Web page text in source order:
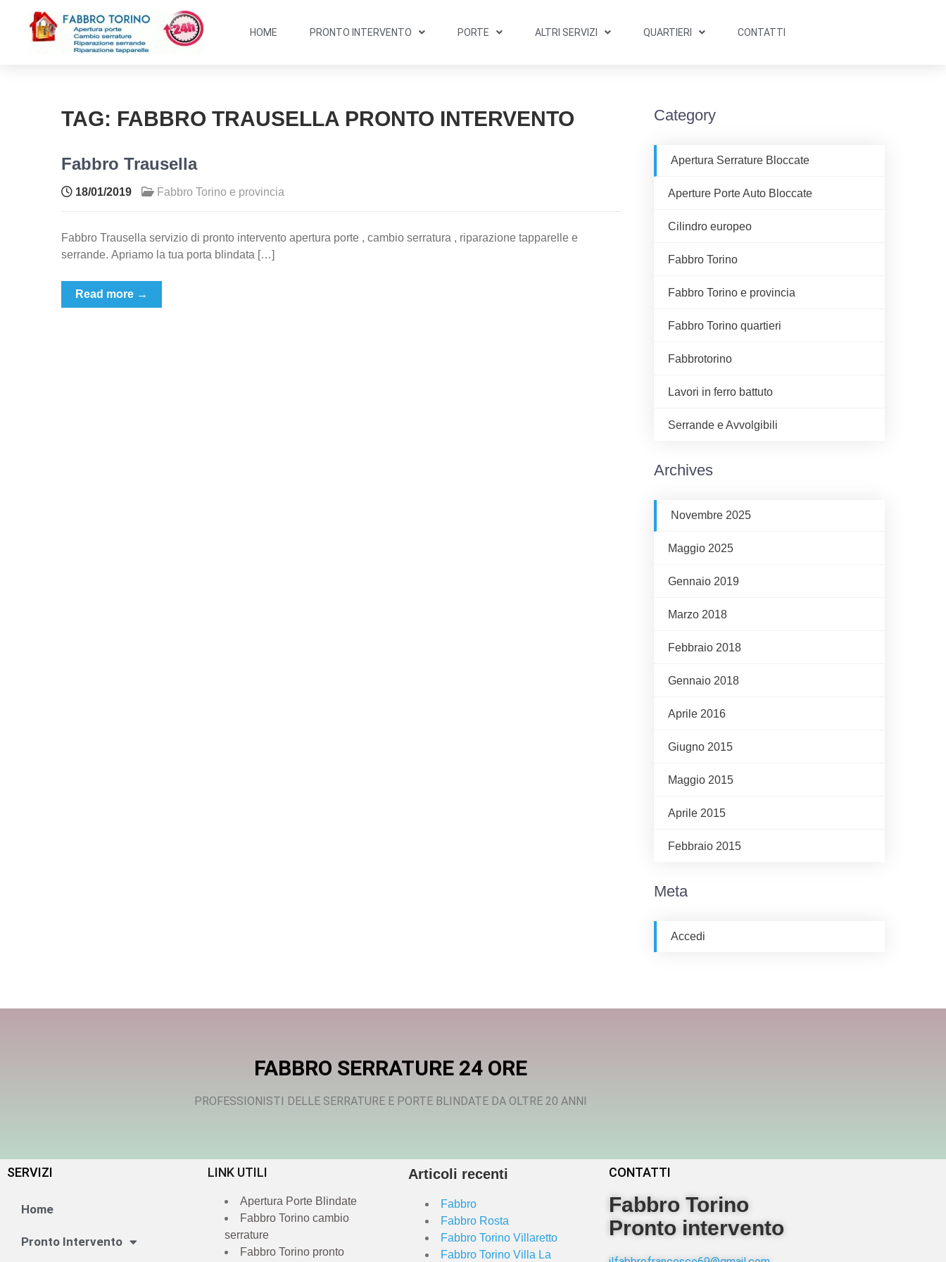
HOME PRONTO INTERVENTO PORTE ALTRI SERVIZI QUARTIERI CONTATTI
TAG: FABBRO TRAUSELLA PRONTO INTERVENTO
Fabbro Trausella
18/01/2019 Fabbro Torino e provincia
Fabbro Trausella servizio di pronto intervento apertura porte , cambio serratura , riparazione tapparelle e
serrande. Apriamo la tua porta blindata […]
Read more →
Category
Apertura Serrature Bloccate
Aperture Porte Auto Bloccate
Cilindro europeo
Fabbro Torino
Fabbro Torino e provincia
Fabbro Torino quartieri
Fabbrotorino
Lavori in ferro battuto
Serrande e Avvolgibili
Archives
Novembre 2025
Maggio 2025
Gennaio 2019
Marzo 2018
Febbraio 2018
Gennaio 2018
Aprile 2016
Giugno 2015
Maggio 2015
Aprile 2015
Febbraio 2015
Meta
Accedi
FABBRO SERRATURE 24 ORE
PROFESSIONISTI DELLE SERRATURE E PORTE BLINDATE DA OLTRE 20 ANNI
SERVIZI
Home
Pronto Intervento
LINK UTILI
Apertura Porte Blindate
Fabbro Torino cambio
serrature
Fabbro Torino pronto
Articoli recenti
Fabbro
Fabbro Rosta
Fabbro Torino Villaretto
Fabbro Torino Villa La
CONTATTI
Fabbro Torino
Pronto intervento